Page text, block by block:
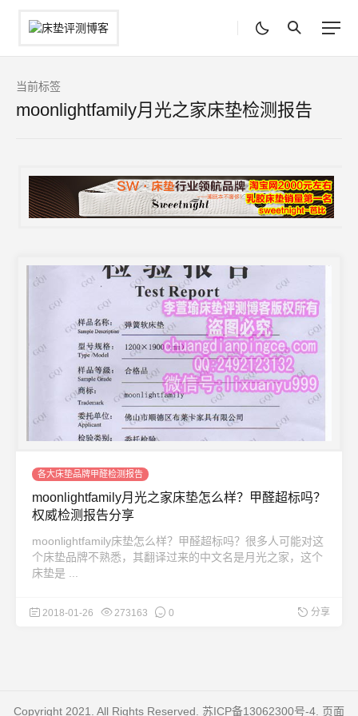
当前标签
moonlightfamily月光之家床垫检测报告
各大床垫品牌甲醛检测报告
moonlightfamily月光之家床垫怎么样？甲醛超标吗？
权威检测报告分享
moonlightfamily床垫怎么样？甲醛超标吗？很多人可能对这
个床垫品牌不熟悉，其翻译过来的中文名是月光之家，这个
床垫是 ...
2018-01-26 273163 0 分享
Copyright 2021. All Rights Reserved. 苏ICP备13062300号-4. 页面